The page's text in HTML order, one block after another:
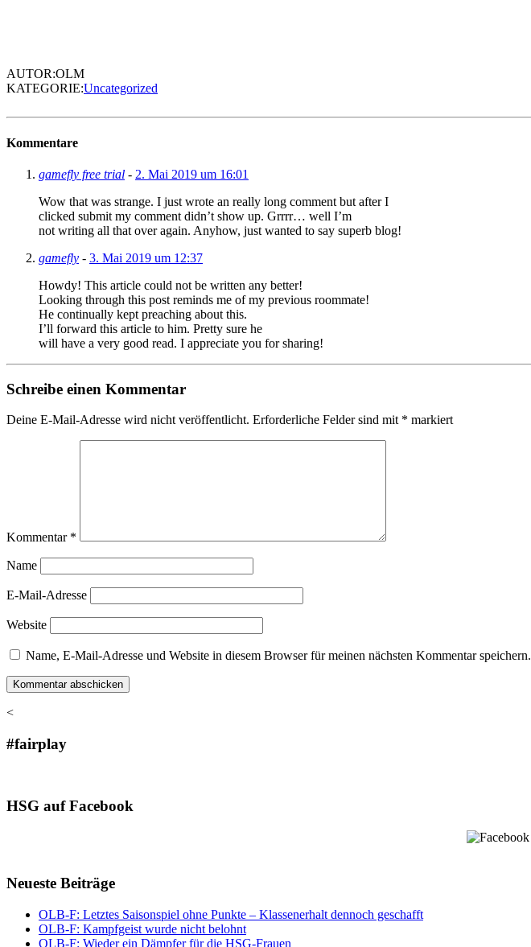
AUTOR:OLM
KATEGORIE:Uncategorized
Kommentare
gamefly free trial - 2. Mai 2019 um 16:01
Wow that was strange. I just wrote an really long comment but after I
clicked submit my comment didn’t show up. Grrrr… well I’m
not writing all that over again. Anyhow, just wanted to say superb blog!
gamefly - 3. Mai 2019 um 12:37
Howdy! This article could not be written any better!
Looking through this post reminds me of my previous roommate!
He continually kept preaching about this.
I’ll forward this article to him. Pretty sure he
will have a very good read. I appreciate you for sharing!
Schreibe einen Kommentar
Deine E-Mail-Adresse wird nicht veröffentlicht. Erforderliche Felder sind mit * markiert
Kommentar *
Name
E-Mail-Adresse
Website
Name, E-Mail-Adresse und Website in diesem Browser für meinen nächsten Kommentar speichern.
<
#fairplay
HSG auf Facebook
Neueste Beiträge
OLB-F: Letztes Saisonspiel ohne Punkte – Klassenerhalt dennoch geschafft
OLB-F: Kampfgeist wurde nicht belohnt
OLB-F: Wieder ein Dämpfer für die HSG-Frauen